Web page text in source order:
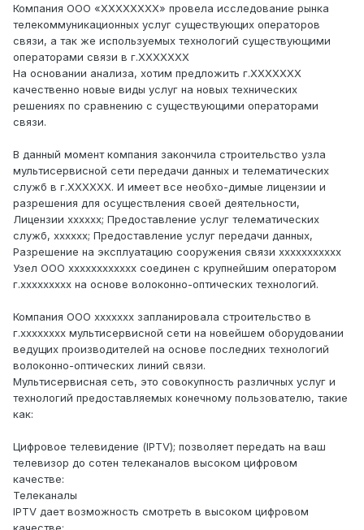
Компания ООО «ХХХХХХХХ» провела исследование рынка
телекоммуникационных услуг существующих операторов
связи, а так же используемых технологий существующими
операторами связи в г.ХХХХХХХ
На основании анализа, хотим предложить г.ХХХХХХХ
качественно новые виды услуг на новых технических
решениях по сравнению с существующими операторами
связи.
В данный момент компания закончила строительство узла
мультисервисной сети передачи данных и телематических
служб в г.ХХХХХХ. И имеет все необхо-димые лицензии и
разрешения для осуществления своей деятельности,
Лицензии хххххх; Предоставление услуг телематических
служб, хххххх; Предоставление услуг передачи данных,
Разрешение на эксплуатацию сооружения связи ххххххххххх
Узел ООО хххххххххххх соединен с крупнейшим оператором
г.ххххххххх на основе волоконно-оптических технологий.
Компания ООО ххххххх запланировала строительство в
г.хххххххх мультисервисной сети на новейшем оборудовании
ведущих производителей на основе последних технологий
волоконно-оптических линий связи.
Мультисервисная сеть, это совокупность различных услуг и
технологий предоставляемых конечному пользователю, такие
как:
Цифровое телевидение (IPTV); позволяет передать на ваш
телевизор до сотен телеканалов высоком цифровом
качестве:
Телеканалы
IPTV дает возможность смотреть в высоком цифровом